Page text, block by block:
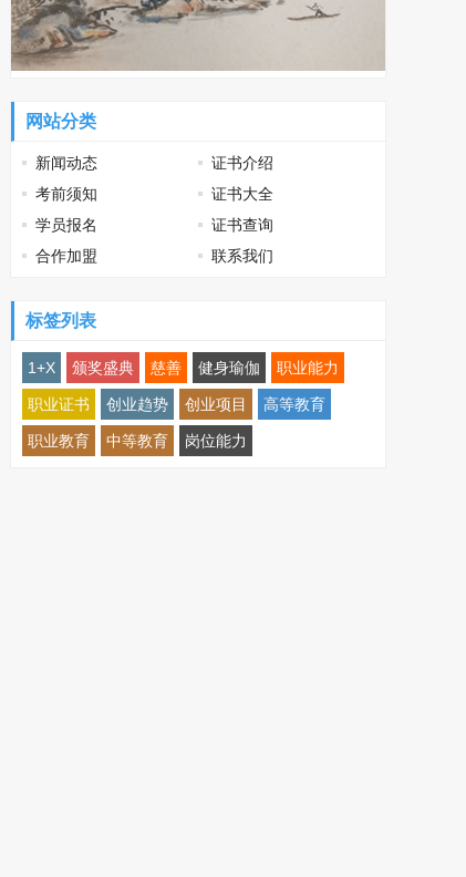
网站分类
新闻动态
证书介绍
考前须知
证书大全
学员报名
证书查询
合作加盟
联系我们
标签列表
1+X 颁奖盛典 慈善 健身瑜伽 职业能力
职业证书 创业趋势 创业项目 高等教育
职业教育 中等教育 岗位能力